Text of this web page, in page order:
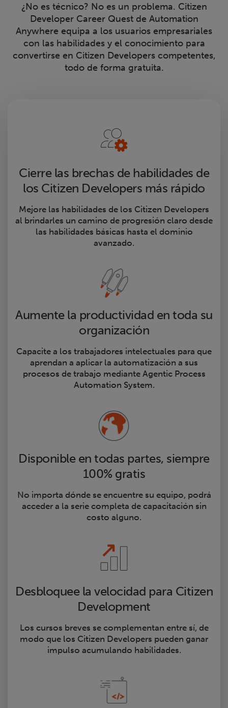
¿No es técnico? No es un problema. Citizen
Developer Career Quest de Automation
Anywhere equipa a los usuarios empresariales
con las habilidades y el conocimiento para
convertirse en Citizen Developers competentes,
todo de forma gratuita.
Cierre las brechas de habilidades de
los Citizen Developers más rápido
Mejore las habilidades de los Citizen Developers
al brindarles un camino de progresión claro desde
las habilidades básicas hasta el dominio
avanzado.
Aumente la productividad en toda su
organización
Capacite a los trabajadores intelectuales para que
aprendan a aplicar la automatización a sus
procesos de trabajo mediante Agentic Process
Automation System.
Disponible en todas partes, siempre
100% gratis
No importa dónde se encuentre su equipo, podrá
acceder a la serie completa de capacitación sin
costo alguno.
Desbloquee la velocidad para Citizen
Development
Los cursos breves se complementan entre sí, de
modo que los Citizen Developers pueden ganar
impulso acumulando habilidades.